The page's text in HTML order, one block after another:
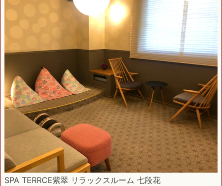
SPA TERRCE紫翠 リラックスルーム 七段花